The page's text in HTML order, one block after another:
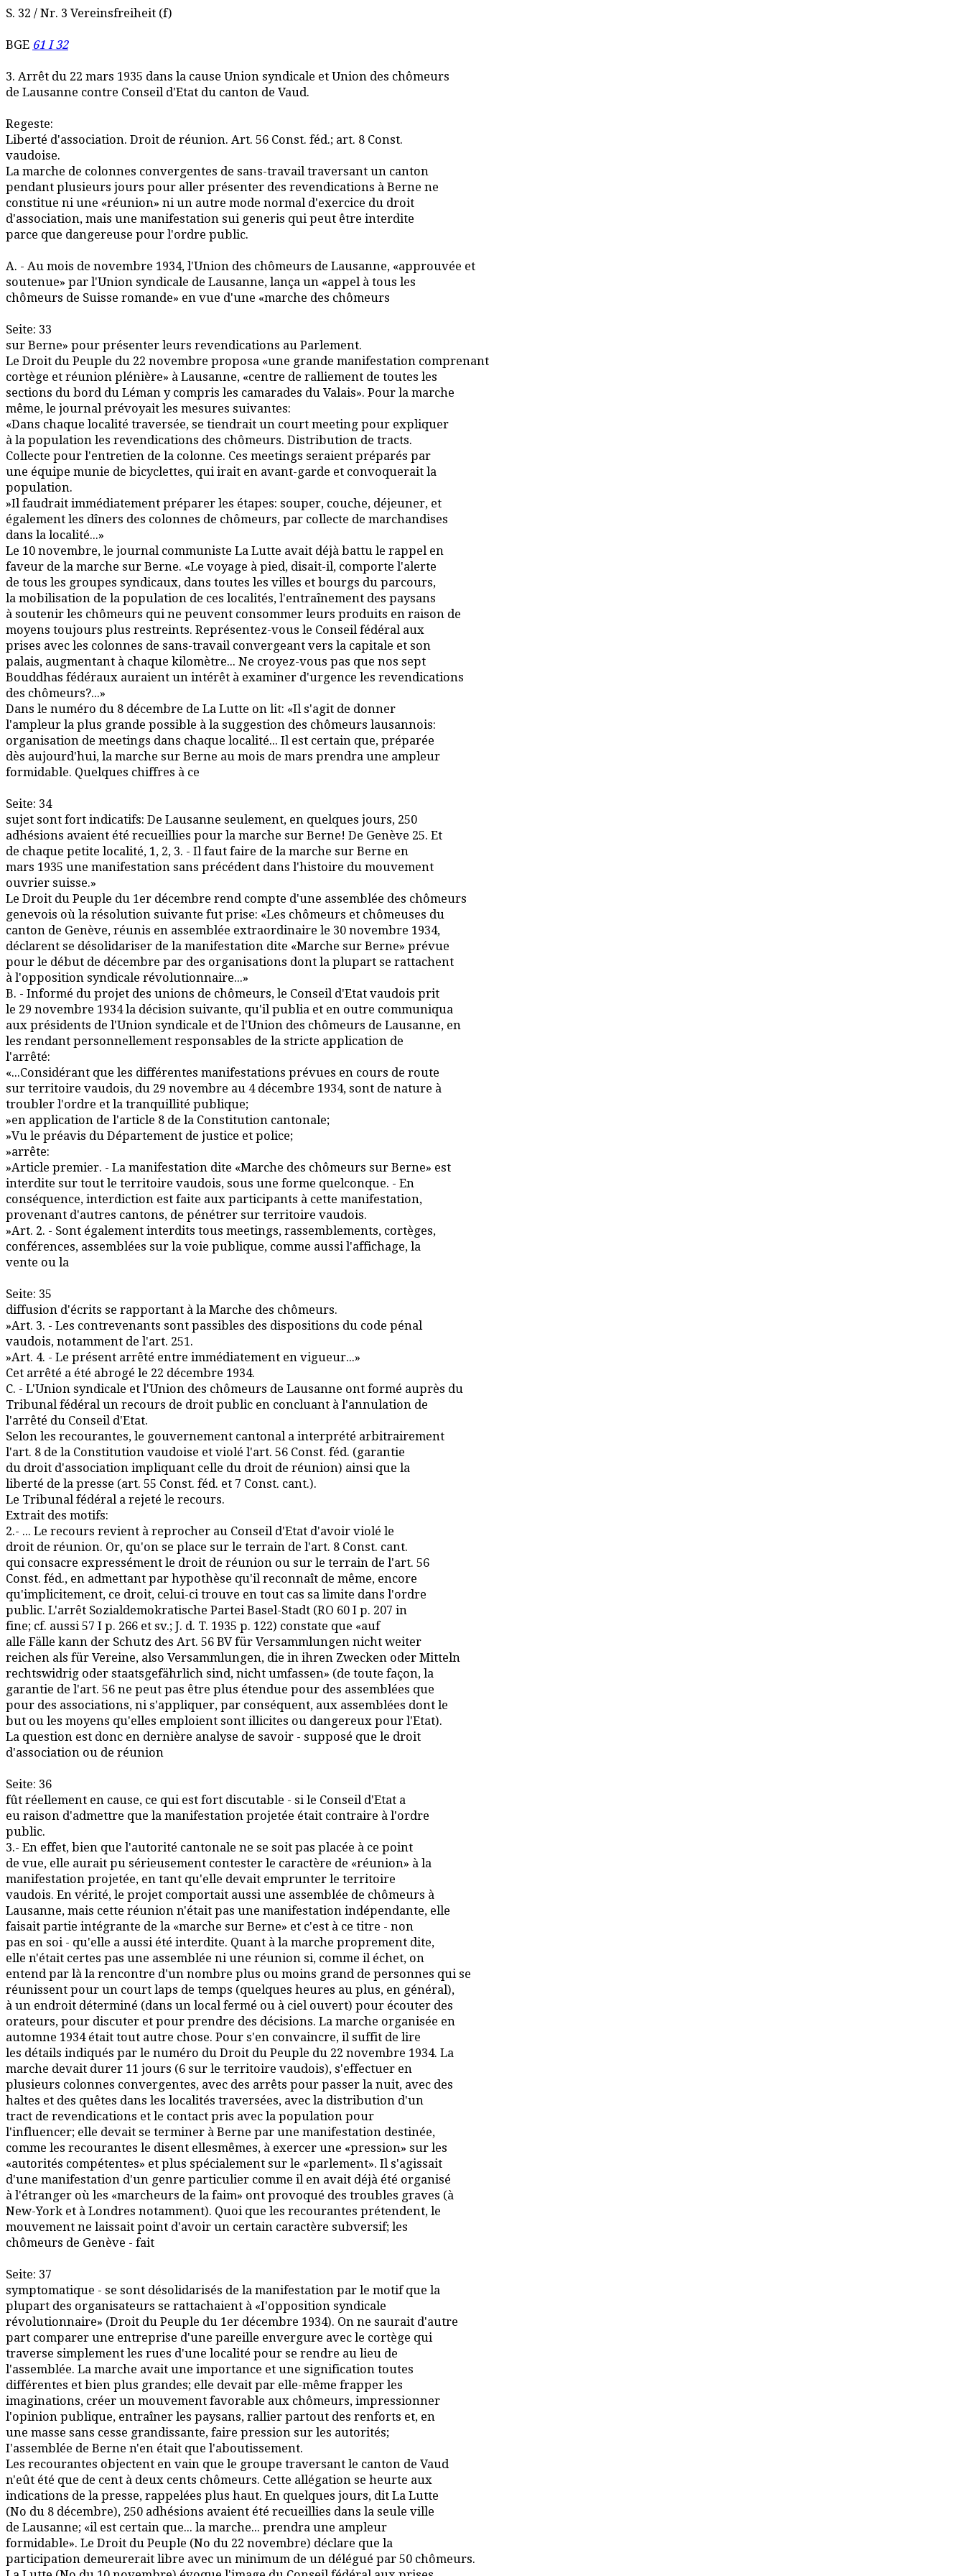
S. 32 / Nr. 3 Vereinsfreiheit (f)
BGE 61 I 32
3. Arrêt du 22 mars 1935 dans la cause Union syndicale et Union des chômeurs
de Lausanne contre Conseil d'Etat du canton de Vaud.
Regeste:
Liberté d'association. Droit de réunion. Art. 56 Const. féd.; art. 8 Const.
vaudoise.
La marche de colonnes convergentes de sans-travail traversant un canton
pendant plusieurs jours pour aller présenter des revendications à Berne ne
constitue ni une «réunion» ni un autre mode normal d'exercice du droit
d'association, mais une manifestation sui generis qui peut être interdite
parce que dangereuse pour l'ordre public.
A. - Au mois de novembre 1934, l'Union des chômeurs de Lausanne, «approuvée et
soutenue» par l'Union syndicale de Lausanne, lança un «appel à tous les
chômeurs de Suisse romande» en vue d'une «marche des chômeurs
Seite: 33
sur Berne» pour présenter leurs revendications au Parlement.
Le Droit du Peuple du 22 novembre proposa «une grande manifestation comprenant
cortège et réunion plénière» à Lausanne, «centre de ralliement de toutes les
sections du bord du Léman y compris les camarades du Valais». Pour la marche
même, le journal prévoyait les mesures suivantes:
«Dans chaque localité traversée, se tiendrait un court meeting pour expliquer
à la population les revendications des chômeurs. Distribution de tracts.
Collecte pour l'entretien de la colonne. Ces meetings seraient préparés par
une équipe munie de bicyclettes, qui irait en avant-garde et convoquerait la
population.
»Il faudrait immédiatement préparer les étapes: souper, couche, déjeuner, et
également les dîners des colonnes de chômeurs, par collecte de marchandises
dans la localité...»
Le 10 novembre, le journal communiste La Lutte avait déjà battu le rappel en
faveur de la marche sur Berne. «Le voyage à pied, disait-il, comporte l'alerte
de tous les groupes syndicaux, dans toutes les villes et bourgs du parcours,
la mobilisation de la population de ces localités, l'entraînement des paysans
à soutenir les chômeurs qui ne peuvent consommer leurs produits en raison de
moyens toujours plus restreints. Représentez-vous le Conseil fédéral aux
prises avec les colonnes de sans-travail convergeant vers la capitale et son
palais, augmentant à chaque kilomètre... Ne croyez-vous pas que nos sept
Bouddhas fédéraux auraient un intérêt à examiner d'urgence les revendications
des chômeurs?...»
Dans le numéro du 8 décembre de La Lutte on lit: «Il s'agit de donner
l'ampleur la plus grande possible à la suggestion des chômeurs lausannois:
organisation de meetings dans chaque localité... Il est certain que, préparée
dès aujourd'hui, la marche sur Berne au mois de mars prendra une ampleur
formidable. Quelques chiffres à ce
Seite: 34
sujet sont fort indicatifs: De Lausanne seulement, en quelques jours, 250
adhésions avaient été recueillies pour la marche sur Berne! De Genève 25. Et
de chaque petite localité, 1, 2, 3. - Il faut faire de la marche sur Berne en
mars 1935 une manifestation sans précédent dans l'histoire du mouvement
ouvrier suisse.»
Le Droit du Peuple du 1er décembre rend compte d'une assemblée des chômeurs
genevois où la résolution suivante fut prise: «Les chômeurs et chômeuses du
canton de Genève, réunis en assemblée extraordinaire le 30 novembre 1934,
déclarent se désolidariser de la manifestation dite «Marche sur Berne» prévue
pour le début de décembre par des organisations dont la plupart se rattachent
à l'opposition syndicale révolutionnaire...»
B. - Informé du projet des unions de chômeurs, le Conseil d'Etat vaudois prit
le 29 novembre 1934 la décision suivante, qu'il publia et en outre communiqua
aux présidents de l'Union syndicale et de l'Union des chômeurs de Lausanne, en
les rendant personnellement responsables de la stricte application de
l'arrêté:
«...Considérant que les différentes manifestations prévues en cours de route
sur territoire vaudois, du 29 novembre au 4 décembre 1934, sont de nature à
troubler l'ordre et la tranquillité publique;
»en application de l'article 8 de la Constitution cantonale;
»Vu le préavis du Département de justice et police;
»arrête:
»Article premier. - La manifestation dite «Marche des chômeurs sur Berne» est
interdite sur tout le territoire vaudois, sous une forme quelconque. - En
conséquence, interdiction est faite aux participants à cette manifestation,
provenant d'autres cantons, de pénétrer sur territoire vaudois.
»Art. 2. - Sont également interdits tous meetings, rassemblements, cortèges,
conférences, assemblées sur la voie publique, comme aussi l'affichage, la
vente ou la
Seite: 35
diffusion d'écrits se rapportant à la Marche des chômeurs.
»Art. 3. - Les contrevenants sont passibles des dispositions du code pénal
vaudois, notamment de l'art. 251.
»Art. 4. - Le présent arrêté entre immédiatement en vigueur...»
Cet arrêté a été abrogé le 22 décembre 1934.
C. - L'Union syndicale et l'Union des chômeurs de Lausanne ont formé auprès du
Tribunal fédéral un recours de droit public en concluant à l'annulation de
l'arrêté du Conseil d'Etat.
Selon les recourantes, le gouvernement cantonal a interprété arbitrairement
l'art. 8 de la Constitution vaudoise et violé l'art. 56 Const. féd. (garantie
du droit d'association impliquant celle du droit de réunion) ainsi que la
liberté de la presse (art. 55 Const. féd. et 7 Const. cant.).
Le Tribunal fédéral a rejeté le recours.
Extrait des motifs:
2.- ... Le recours revient à reprocher au Conseil d'Etat d'avoir violé le
droit de réunion. Or, qu'on se place sur le terrain de l'art. 8 Const. cant.
qui consacre expressément le droit de réunion ou sur le terrain de l'art. 56
Const. féd., en admettant par hypothèse qu'il reconnaît de même, encore
qu'implicitement, ce droit, celui-ci trouve en tout cas sa limite dans l'ordre
public. L'arrêt Sozialdemokratische Partei Basel-Stadt (RO 60 I p. 207 in
fine; cf. aussi 57 I p. 266 et sv.; J. d. T. 1935 p. 122) constate que «auf
alle Fälle kann der Schutz des Art. 56 BV für Versammlungen nicht weiter
reichen als für Vereine, also Versammlungen, die in ihren Zwecken oder Mitteln
rechtswidrig oder staatsgefährlich sind, nicht umfassen» (de toute façon, la
garantie de l'art. 56 ne peut pas être plus étendue pour des assemblées que
pour des associations, ni s'appliquer, par conséquent, aux assemblées dont le
but ou les moyens qu'elles emploient sont illicites ou dangereux pour l'Etat).
La question est donc en dernière analyse de savoir - supposé que le droit
d'association ou de réunion
Seite: 36
fût réellement en cause, ce qui est fort discutable - si le Conseil d'Etat a
eu raison d'admettre que la manifestation projetée était contraire à l'ordre
public.
3.- En effet, bien que l'autorité cantonale ne se soit pas placée à ce point
de vue, elle aurait pu sérieusement contester le caractère de «réunion» à la
manifestation projetée, en tant qu'elle devait emprunter le territoire
vaudois. En vérité, le projet comportait aussi une assemblée de chômeurs à
Lausanne, mais cette réunion n'était pas une manifestation indépendante, elle
faisait partie intégrante de la «marche sur Berne» et c'est à ce titre - non
pas en soi - qu'elle a aussi été interdite. Quant à la marche proprement dite,
elle n'était certes pas une assemblée ni une réunion si, comme il échet, on
entend par là la rencontre d'un nombre plus ou moins grand de personnes qui se
réunissent pour un court laps de temps (quelques heures au plus, en général),
à un endroit déterminé (dans un local fermé ou à ciel ouvert) pour écouter des
orateurs, pour discuter et pour prendre des décisions. La marche organisée en
automne 1934 était tout autre chose. Pour s'en convaincre, il suffit de lire
les détails indiqués par le numéro du Droit du Peuple du 22 novembre 1934. La
marche devait durer 11 jours (6 sur le territoire vaudois), s'effectuer en
plusieurs colonnes convergentes, avec des arrêts pour passer la nuit, avec des
haltes et des quêtes dans les localités traversées, avec la distribution d'un
tract de revendications et le contact pris avec la population pour
l'influencer; elle devait se terminer à Berne par une manifestation destinée,
comme les recourantes le disent ellesmêmes, à exercer une «pression» sur les
«autorités compétentes» et plus spécialement sur le «parlement». Il s'agissait
d'une manifestation d'un genre particulier comme il en avait déjà été organisé
à l'étranger où les «marcheurs de la faim» ont provoqué des troubles graves (à
New-York et à Londres notamment). Quoi que les recourantes prétendent, le
mouvement ne laissait point d'avoir un certain caractère subversif; les
chômeurs de Genève - fait
Seite: 37
symptomatique - se sont désolidarisés de la manifestation par le motif que la
plupart des organisateurs se rattachaient à «I'opposition syndicale
révolutionnaire» (Droit du Peuple du 1er décembre 1934). On ne saurait d'autre
part comparer une entreprise d'une pareille envergure avec le cortège qui
traverse simplement les rues d'une localité pour se rendre au lieu de
l'assemblée. La marche avait une importance et une signification toutes
différentes et bien plus grandes; elle devait par elle-même frapper les
imaginations, créer un mouvement favorable aux chômeurs, impressionner
l'opinion publique, entraîner les paysans, rallier partout des renforts et, en
une masse sans cesse grandissante, faire pression sur les autorités;
I'assemblée de Berne n'en était que l'aboutissement.
Les recourantes objectent en vain que le groupe traversant le canton de Vaud
n'eût été que de cent à deux cents chômeurs. Cette allégation se heurte aux
indications de la presse, rappelées plus haut. En quelques jours, dit La Lutte
(No du 8 décembre), 250 adhésions avaient été recueillies dans la seule ville
de Lausanne; «il est certain que... la marche... prendra une ampleur
formidable». Le Droit du Peuple (No du 22 novembre) déclare que la
participation demeurerait libre avec un minimum de un délégué par 50 chômeurs.